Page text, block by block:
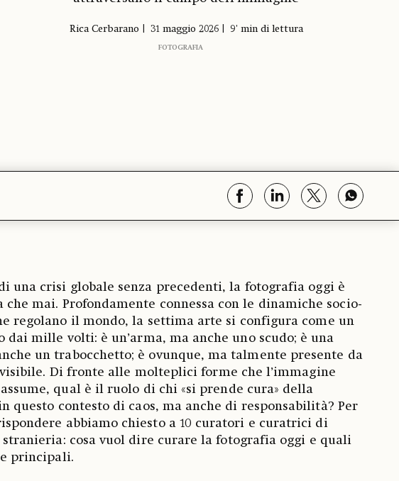
Rica Cerbarano 31 maggio 2026 9' min di lettura
FOTOGRAFIA
una crisi globale senza precedenti, la fotografia oggi è
che mai. Profondamente connessa con le dinamiche socio-
regolano il mondo, la settima arte si configura come un
dai mille volti: è un’arma, ma anche uno scudo; è una
un trabocchetto; è ovunque, ma talmente presente da
Di fronte alle molteplici forme che l’immagine
qual è il ruolo di chi «si prende cura» della
questo contesto di caos, ma anche di responsabilità? Per
abbiamo chiesto a 10 curatori e curatrici di
cosa vuol dire curare la fotografia oggi e quali
principali.